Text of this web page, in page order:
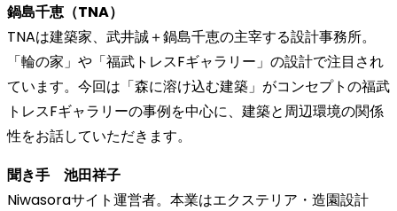
鍋島千恵（TNA）
TNAは建築家、武井誠＋鍋島千恵の主宰する設計事務所。
「輪の家」や「福武トレスFギャラリー」の設計で注目され
ています。今回は「森に溶け込む建築」がコンセプトの福武
トレスFギャラリーの事例を中心に、建築と周辺環境の関係
性をお話していただきます。
聞き手 池田祥子
Niwasoraサイト運営者。本業はエクステリア・造園設計